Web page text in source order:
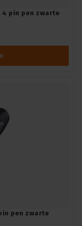
4 pin pen zwarte
pen zwarte